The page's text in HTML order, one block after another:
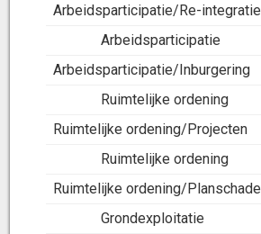
Arbeidsparticipatie/Re-integratie
Arbeidsparticipatie
Arbeidsparticipatie/Inburgering
Ruimtelijke ordening
Ruimtelijke ordening/Projecten
Ruimtelijke ordening
Ruimtelijke ordening/Planschade
Grondexploitatie